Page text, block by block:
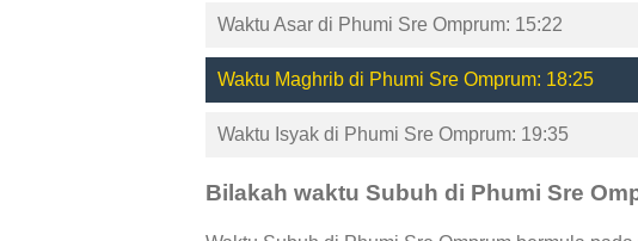
Waktu Asar di Phumi Sre Omprum: 15:22
Waktu Maghrib di Phumi Sre Omprum: 18:25
Waktu Isyak di Phumi Sre Omprum: 19:35
Bilakah waktu Subuh di Phumi Sre